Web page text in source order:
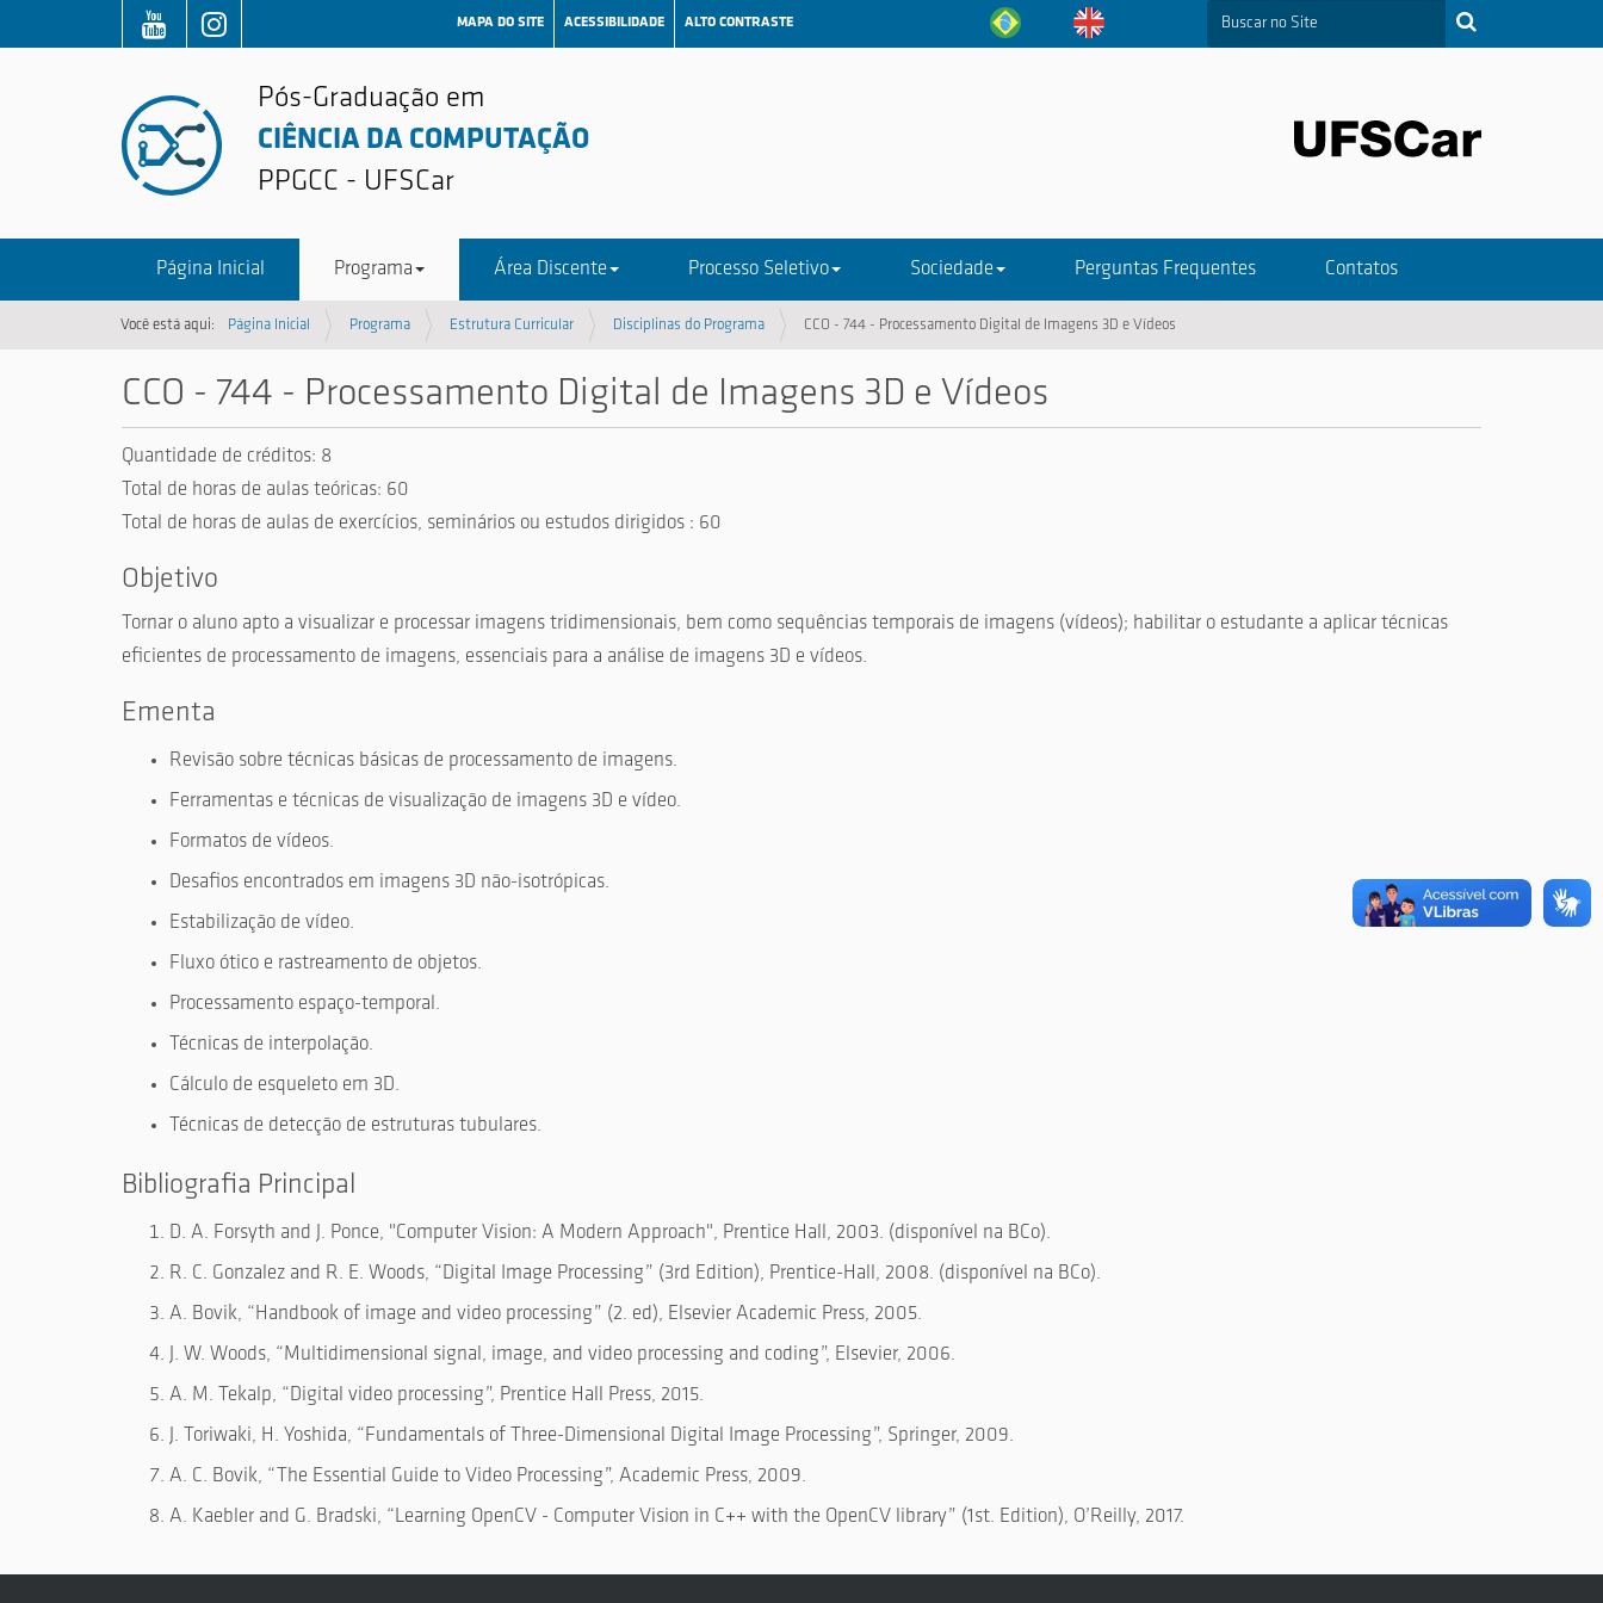
MAPA DO SITE ACESSIBILIDADE ALTO CONTRASTE Busca
Pós-Graduação em
CIÊNCIA DA COMPUTAÇÃO
PPGCC - UFSCar
Página Inicial Programa Área Discente Processo Seletivo Sociedade Perguntas Frequentes Contatos
Você está aqui: Página Inicial Programa Estrutura Curricular Disciplinas do Programa CCO - 744 - Processamento Digital de Imagens 3D e Vídeos
CCO - 744 - Processamento Digital de Imagens 3D e Vídeos
Quantidade de créditos: 8
Total de horas de aulas teóricas: 60
Total de horas de aulas de exercícios, seminários ou estudos dirigidos : 60
Objetivo
Tornar o aluno apto a visualizar e processar imagens tridimensionais, bem como sequências temporais de imagens (vídeos); habilitar o estudante a aplicar técnicas
eficientes de processamento de imagens, essenciais para a análise de imagens 3D e vídeos.
Ementa
Revisão sobre técnicas básicas de processamento de imagens.
Ferramentas e técnicas de visualização de imagens 3D e vídeo.
Formatos de vídeos.
Desafios encontrados em imagens 3D não-isotrópicas.
Estabilização de vídeo.
Fluxo ótico e rastreamento de objetos.
Processamento espaço-temporal.
Técnicas de interpolação.
Cálculo de esqueleto em 3D.
Técnicas de detecção de estruturas tubulares.
Bibliografia Principal
D. A. Forsyth and J. Ponce, "Computer Vision: A Modern Approach", Prentice Hall, 2003. (disponível na BCo).
R. C. Gonzalez and R. E. Woods, “Digital Image Processing” (3rd Edition), Prentice-Hall, 2008. (disponível na BCo).
A. Bovik, “Handbook of image and video processing” (2. ed), Elsevier Academic Press, 2005.
J. W. Woods, “Multidimensional signal, image, and video processing and coding”, Elsevier, 2006.
A. M. Tekalp, “Digital video processing”, Prentice Hall Press, 2015.
J. Toriwaki, H. Yoshida, “Fundamentals of Three-Dimensional Digital Image Processing”, Springer, 2009.
A. C. Bovik, “The Essential Guide to Video Processing”, Academic Press, 2009.
A. Kaebler and G. Bradski, “Learning OpenCV - Computer Vision in C++ with the OpenCV library” (1st. Edition), O’Reilly, 2017.